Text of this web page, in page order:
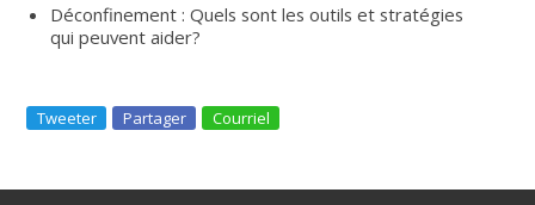
Déconfinement : Quels sont les outils et stratégies
qui peuvent aider?
Tweeter Partager Courriel